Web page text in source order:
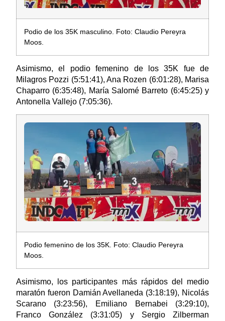
Podio de los 35K masculino. Foto: Claudio Pereyra
Moos.
Asimismo, el podio femenino de los 35K fue de
Milagros Pozzi (5:51:41), Ana Rozen (6:01:28), Marisa
Chaparro (6:35:48), María Salomé Barreto (6:45:25) y
Antonella Vallejo (7:05:36).
Podio femenino de los 35K. Foto: Claudio Pereyra
Moos.
Asimismo, los participantes más rápidos del medio
maratón fueron Damián Avellaneda (3:18:19), Nicolás
Scarano (3:23:56), Emiliano Bernabei (3:29:10),
Franco González (3:31:05) y Sergio Zilberman